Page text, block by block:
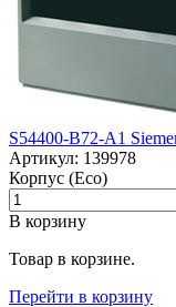
S54400-B72-A1
Артикул: 139978
Корпус (Eco)
В корзину
Товар в корзине.
Перейти в корзину